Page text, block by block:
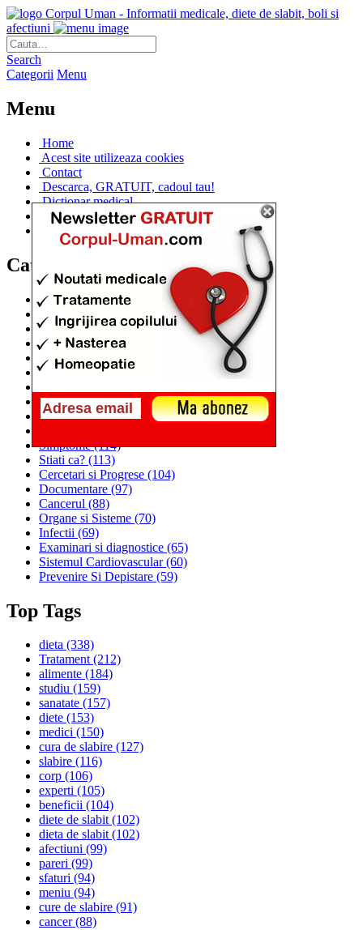
Corpul Uman - Informatii medicale, diete de slabit, boli si
afectiuni
Search
Categorii Menu
Menu
Home
Acest site utilizeaza cookies
Contact
Descarca, GRATUIT, cadoul tau!
Dictionar medical
Dr. Cristina IANUC
Linkuri utile
Categorii
Diete si cure de slabire
(706)
Afectiuni si Boli
(401)
Corpul de la A la Z(315)
Medicina Naturista
Anatomie
(295)
Alimentatia(259)
Sanatatea si Preventia(170)
Interventii si Tratamente(167)
Simptome(114)
Stiati ca? (113)
Cercetari si Progrese (104)
Documentare (97)
Cancerul (88)
Organe si Sisteme (70)
Infectii (69)
Examinari si diagnostice (65)
Sistemul Cardiovascular(60)
Prevenire Si Depistare (59)
Top Tags
dieta (338)
Tratament(212)
alimente (184)
studiu (159)
sanatate (157)
diete (153)
medici (150)
cura de slabire (127)
slabire (116)
corp (106)
experti (105)
beneficii (104)
diete de slabit(102)
dieta de slabit(102)
afectiuni (99)
pareri (99)
sfaturi (94)
meniu (94)
cure de slabire (91)
cancer(88)